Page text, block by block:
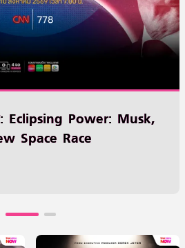
Eclipsing Power: Musk,
Space Race